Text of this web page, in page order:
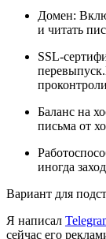
Домен:
и читать
SSL-
Баланс на
письма от
иногда
Вариант для
Я написал
сейчас его